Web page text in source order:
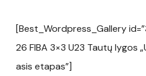
[Best_Wordpress_Gallery
26 FIBA 3×3 U23 Tautų lygos
asis etapas”]